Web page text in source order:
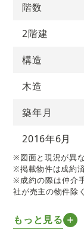
階数
2階建
構造
木造
築年月
2016年6月
※図面と現況が異
※掲載物件は成約
※成約の際は仲介
社が売主の物件除く
もっと見る